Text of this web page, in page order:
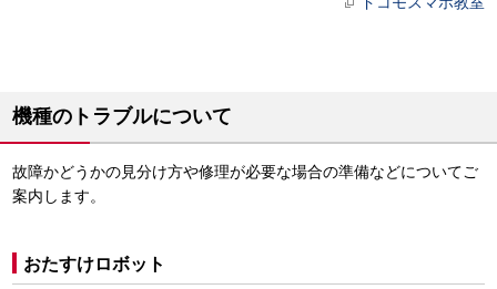
機種のトラブルについて
故障かどうかの見分け方や修理が必要な場合の準備などについてご
案内します。
おたすけロボット